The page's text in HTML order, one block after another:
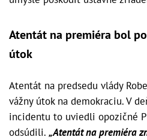
Atentát na premiéra bol
útok
Atentát na predsedu vlády
vážny útok na demokraciu. V
incidentu to uviedli opozičné
odsúdili. „Atentát na premiéra